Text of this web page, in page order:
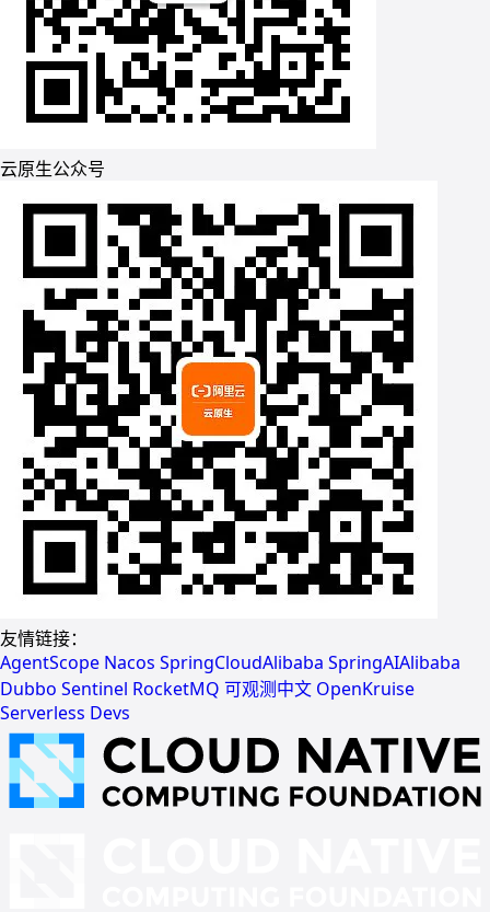
云原生公众号
友情链接：
AgentScope Nacos SpringCloudAlibaba SpringAIAlibaba
Dubbo Sentinel RocketMQ 可观测中文 OpenKruise
Serverless Devs